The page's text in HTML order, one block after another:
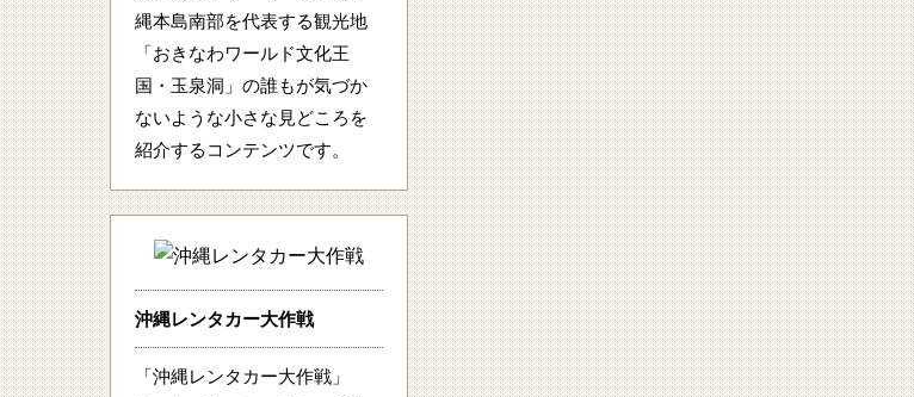
縄本島南部を代表する観光地
「おきなわワールド文化王
国・玉泉洞」の誰もが気づか
ないような小さな見どころを
紹介するコンテンツです。
沖縄レンタカー大作戦
「沖縄レンタカー大作戦」